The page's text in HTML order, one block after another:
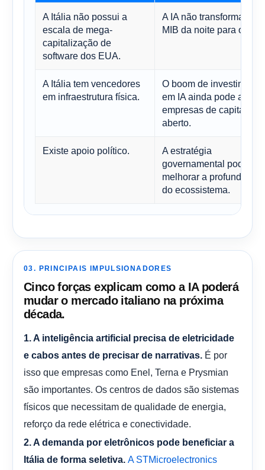
A Itália não possui a
escala de mega-
capitalização de
software dos EUA.
A IA não transformará o
MIB da noite para o dia
A Itália tem vencedores
em infraestrutura física.
O boom de
em IA ainda pode atingir
empresas de capital
aberto.
Existe apoio político.
A estratégia
governamental pode
melhorar a profundidade
do ecossistema.
03. PRINCIPAIS IMPULSIONADORES
Cinco forças explicam como a IA poderá
mudar o mercado italiano na próxima
década.
1. A inteligência artificial precisa de eletricidade
e cabos antes de precisar de narrativas. É por
isso que empresas como Enel, Terna e Prysmian
são importantes. Os centros de dados são sistemas
físicos que necessitam de qualidade de energia,
reforço da rede elétrica e conectividade.
2. A demanda por eletrônicos pode beneficiar a
Itália de forma seletiva. A STMicroelectronics